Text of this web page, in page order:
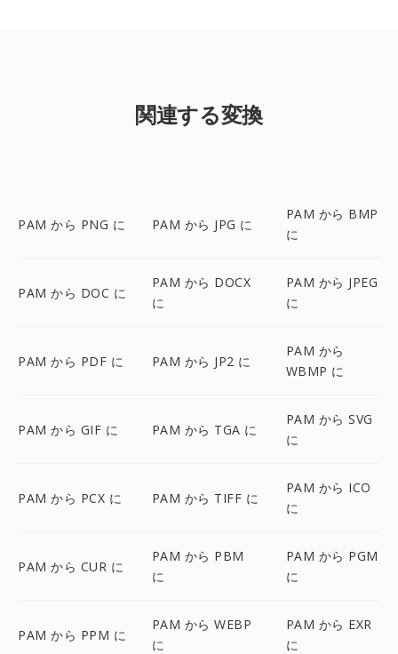
関連する変換
PAM から PNG に PAM から JPG に
PAM から BMP
に
PAM から DOC に
PAM から DOCX
に
PAM から JPEG
に
PAM から PDF に PAM から JP2 に
PAM から
WBMP に
PAM から GIF に PAM から TGA に
PAM から SVG
に
PAM から PCX に PAM から TIFF に
PAM から ICO
に
PAM から CUR に
PAM から PBM
に
PAM から PGM
に
PAM から PPM に
PAM から WEBP
に
PAM から EXR
に